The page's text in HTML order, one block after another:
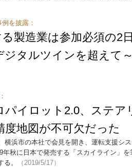
を披露：
製造業は参加必須の2
ジタルツインを超えて
パイロット2.0、ステア
度地図が不可欠だった
横浜市の本社で会見を開き、運転支援シ
年秋に日本で発売する「スカイライン」
。
（2019/5/17）